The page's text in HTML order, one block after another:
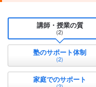
講師・授業の質
(2)
塾のサポート体制
(2)
家庭でのサポート